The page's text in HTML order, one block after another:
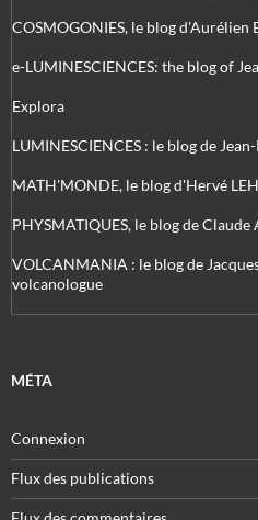
COSMOGONIES, le blog d'Aurélien
e-LUMINESCIENCES: the blog of
Explora
LUMINESCIENCES : le blog de
MATH'MONDE, le blog d'Hervé
PHYSMATIQUES, le blog de
VOLCANMANIA : le blog de
volcanologue
MÉTA
Connexion
Flux des publications